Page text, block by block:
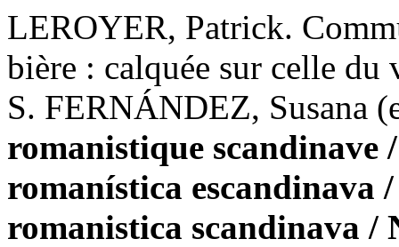
LEROYER, Patrick.
bière : calquée sur celle
S. FERNÁNDEZ, Susana
romanistique scandinave
romanística escandinava
romanistica scandinava /